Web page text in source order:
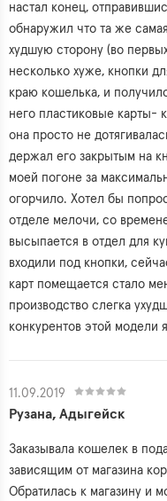
настал конец,
обнаружил что та же
худшую сторону (во
несколько хуже, кнопки
краю кошелька, и
него пластиковые карты-
она просто не
держал его закрытым на
моей погоне за
огорчило. Хотел бы
отделе мелочи, со
высыпается в отдел для
входили под кнопки,
карт помещается стало
производство слегка
конкурентов этой модели
11.09.2019
Рузана, Адыгейск
Заказывала кошелек в
зависящим от магазина
Обратилась к магазину и